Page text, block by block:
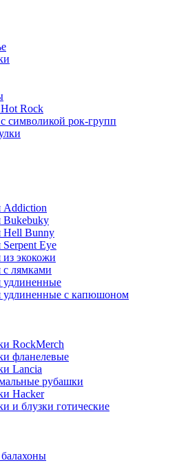
Rock
символикой рок-групп
Addiction
Bukebuky
Hell Bunny
Serpent Eye
из экокожи
с лямками
удлиненные
удлиненные с капюшоном
RockMerch
фланелевые
Lancia
рубашки
Hacker
и блузки готические